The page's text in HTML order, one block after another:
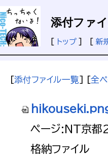
添付ファ
トップ] [ 新
[添付ファイル一覧] [全
ページ:NT京都
格納ファイル